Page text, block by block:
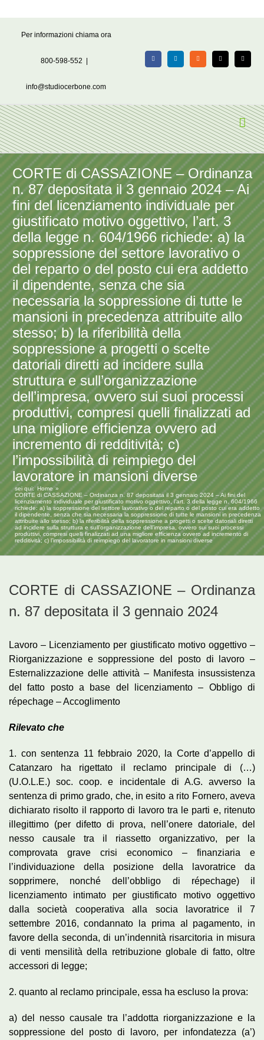
Per informazioni chiama ora
800-598-552
info@studiocerbone.com
FacebookLinkedIn Rss X Email
CORTE di CASSAZIONE – Ordinanza
n. 87 depositata il 3 gennaio 2024 – Ai
fini del licenziamento individuale per
giustificato motivo oggettivo, l’art. 3
della legge n. 604/1966 richiede: a) la
soppressione del settore lavorativo o
del reparto o del posto cui era addetto
il dipendente, senza che sia
necessaria la soppressione di tutte le
mansioni in precedenza attribuite allo
stesso; b) la riferibilità della
soppressione a progetti o scelte
datoriali diretti ad incidere sulla
struttura e sull’organizzazione
dell’impresa, ovvero sui suoi processi
produttivi, compresi quelli finalizzati ad
una migliore efficienza ovvero ad
incremento di redditività; c)
l’impossibilità di reimpiego del
lavoratore in mansioni diverse
sei qui:
Home
CORTE di CASSAZIONE – Ordinanza n. 87 depositata il 3 gennaio 2024 – Ai fini del
licenziamento individuale per giustificato motivo oggettivo, l’art. 3 della legge n. 604/1966
richiede: a) la soppressione del settore lavorativo o del reparto o del posto cui era addetto
il dipendente, senza che sia necessaria la soppressione di tutte le mansioni in precedenza
attribuite allo stesso; b) la riferibilità della soppressione a progetti o scelte datoriali diretti
ad incidere sulla struttura e sull’organizzazione dell’impresa, ovvero sui suoi processi
produttivi, compresi quelli finalizzati ad una migliore efficienza ovvero ad incremento di
redditività; c) l’impossibilità di reimpiego del lavoratore in mansioni diverse
CORTE di CASSAZIONE – Ordinanza
n. 87 depositata il 3 gennaio 2024
Lavoro – Licenziamento per giustificato motivo oggettivo –
Riorganizzazione e soppressione del posto di lavoro –
Esternalizzazione delle attività – Manifesta insussistenza
del fatto posto a base del licenziamento – Obbligo di
répechage – Accoglimento
Rilevato che
1. con sentenza 11 febbraio 2020, la Corte d’appello di
Catanzaro ha rigettato il reclamo principale di (…)
(U.O.L.E.) soc. coop. e incidentale di A.G. avverso la
sentenza di primo grado, che, in esito a rito Fornero, aveva
dichiarato risolto il rapporto di lavoro tra le parti e, ritenuto
illegittimo (per difetto di prova, nell’onere datoriale, del
nesso causale tra il riassetto organizzativo, per la
comprovata grave crisi economico – finanziaria e
l’individuazione della posizione della lavoratrice da
sopprimere, nonché dell’obbligo di répechage) il
licenziamento intimato per giustificato motivo oggettivo
dalla società cooperativa alla socia lavoratrice il 7
settembre 2016, condannato la prima al pagamento, in
favore della seconda, di un’indennità risarcitoria in misura
di venti mensilità della retribuzione globale di fatto, oltre
accessori di legge;
2. quanto al reclamo principale, essa ha escluso la prova:
a) del nesso causale tra l’addotta riorganizzazione e la
soppressione del posto di lavoro, per infondatezza (a’)